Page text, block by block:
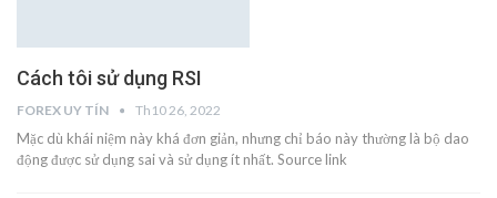
Cách tôi sử dụng RSI
FOREX UY TÍN Th10 26, 2022
Mặc dù khái niệm này khá đơn giản, nhưng chỉ báo này thường là bộ dao
động được sử dụng sai và sử dụng ít nhất. Source link